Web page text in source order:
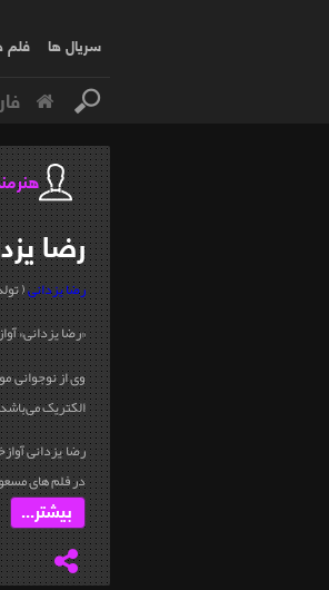
سریال ها فلم
رضا
رضا یزدانی( تولد: 24 میزان
«رضا یزدانی»
وی از نوجوانی
الکتریک
در فلم های
... بیشتر...